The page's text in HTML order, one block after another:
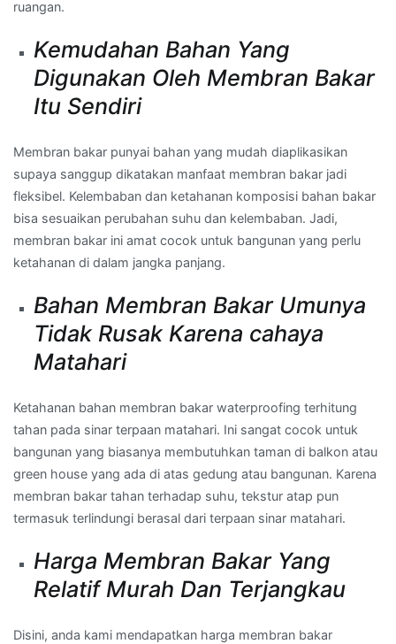
ruangan.
Kemudahan Bahan Yang
Digunakan Oleh Membran Bakar
Itu Sendiri
Membran bakar punyai bahan yang mudah diaplikasikan
supaya sanggup dikatakan manfaat membran bakar jadi
fleksibel. Kelembaban dan ketahanan komposisi bahan bakar
bisa sesuaikan perubahan suhu dan kelembaban. Jadi,
membran bakar ini amat cocok untuk bangunan yang perlu
ketahanan di dalam jangka panjang.
Bahan Membran Bakar Umunya
Tidak Rusak Karena cahaya
Matahari
Ketahanan bahan membran bakar waterproofing terhitung
tahan pada sinar terpaan matahari. Ini sangat cocok untuk
bangunan yang biasanya membutuhkan taman di balkon atau
green house yang ada di atas gedung atau bangunan. Karena
membran bakar tahan terhadap suhu, tekstur atap pun
termasuk terlindungi berasal dari terpaan sinar matahari.
Harga Membran Bakar Yang
Relatif Murah Dan Terjangkau
Disini, anda kami mendapatkan harga membran bakar